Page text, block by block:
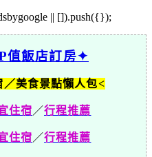
|| []).push({});
值飯店訂房✦
美食景點懶人包<
住宿 ／行程推薦
住宿 ／行程推薦